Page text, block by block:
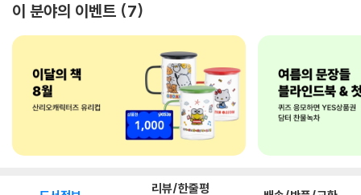
이 분야의 이벤트 7
리뷰/한줄평